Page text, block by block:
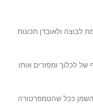
לבוצה ולאובדן תכונות
לכלוך ומפזרים אותו
ככל שהטמפרטורה